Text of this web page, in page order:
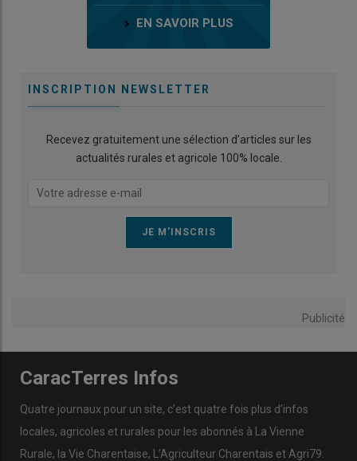
EN SAVOIR PLUS
INSCRIPTION NEWSLETTER
Recevez gratuitement une sélection d’articles sur les
actualités rurales et agricole 100% locale.
Publicité
CaracTerres Infos
Quatre journaux pour un site, c’est quatre fois plus d’infos
locales, agricoles et rurales pour les abonnés à La Vienne
Rurale, la Vie Charentaise, L’Agriculteur Charentais et Agri79.